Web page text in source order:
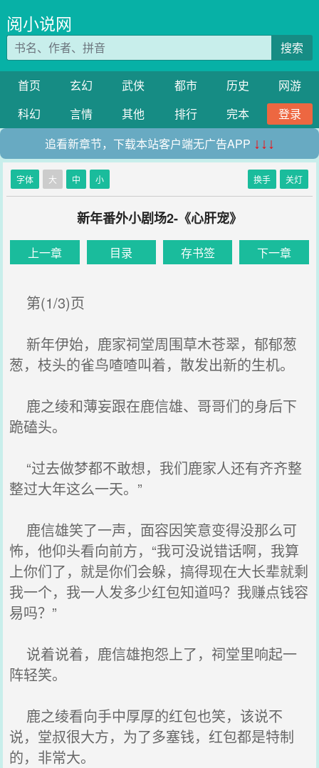
阅小说网
搜索
首页 玄幻 武侠 都市 历史
网游
科幻
言情 其他 排行 完本
登录
追看新章节，下载本站客户端无广告APP ↓↓↓
字体 大 中 小 换手 关灯
新年番外小剧场2-《心肝宠》
上一章 目录 存书签 下一章
第(1/3)页
新年伊始，鹿家祠堂周围草木苍翠，郁郁葱
葱，枝头的雀鸟喳喳叫着，散发出新的生机。
鹿之绫和薄妄跟在鹿信雄、哥哥们的身后下
跪磕头。
“过去做梦都不敢想，我们鹿家人还有齐齐整
整过大年这么一天。”
鹿信雄笑了一声，面容因笑意变得没那么可
怖，他仰头看向前方，“我可没说错话啊，我算
上你们了，就是你们会躲，搞得现在大长辈就剩
我一个，我一人发多少红包知道吗？我赚点钱容
易吗？”
说着说着，鹿信雄抱怨上了，祠堂里响起一
阵轻笑。
鹿之绫看向手中厚厚的红包也笑，该说不
说，堂叔很大方，为了多塞钱，红包都是特制
的，非常大。